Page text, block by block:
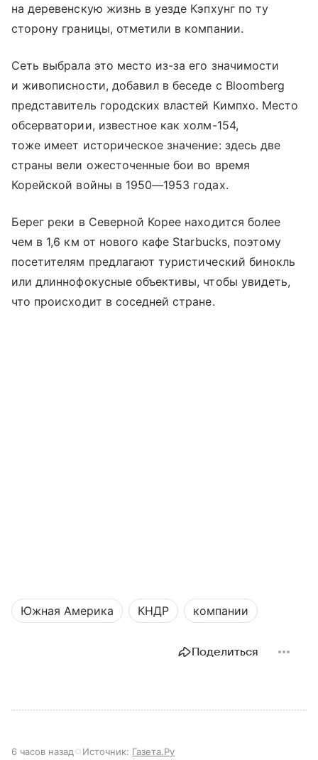
на деревенскую жизнь в уезде Кэпхунг по ту
сторону границы, отметили в компании.
Сеть выбрала это место из-за его значимости
и живописности, добавил в беседе с Bloomberg
представитель городских властей Кимпхо. Место
обсерватории, известное как холм-154,
тоже имеет историческое значение: здесь две
страны вели ожесточенные бои во время
Корейской войны в 1950—1953 годах.
Берег реки в Северной Корее находится более
чем в 1,6 км от нового кафе Starbucks, поэтому
посетителям предлагают туристический бинокль
или длиннофокусные объективы, чтобы увидеть,
что происходит в соседней стране.
Южная Америка КНДР компании
Поделиться
6 часов назад Источник: Газета.Ру